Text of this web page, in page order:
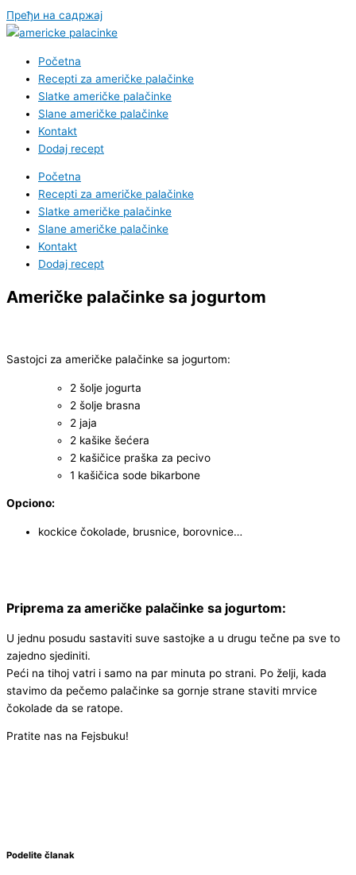
Пређи на садржај
Početna
Recepti za američke palačinke
Slatke američke palačinke
Slane američke palačinke
Kontakt
Dodaj recept
Početna
Recepti za američke palačinke
Slatke američke palačinke
Slane američke palačinke
Kontakt
Dodaj recept
Američke palačinke sa jogurtom
Sastojci za američke palačinke sa jogurtom:
2 šolje jogurta
2 šolje brasna
2 jaja
2 kašike šećera
2 kašičice praška za pecivo
1 kašičica sode bikarbone
Opciono:
kockice čokolade, brusnice, borovnice…
Priprema za američke palačinke sa jogurtom:
U jednu posudu sastaviti suve sastojke a u drugu tečne pa sve to
zajedno sjediniti.
Peći na tihoj vatri i samo na par minuta po strani. Po želji, kada
stavimo da pečemo palačinke sa gornje strane staviti mrvice
čokolade da se ratope.
Pratite nas na Fejsbuku!
Podelite članak